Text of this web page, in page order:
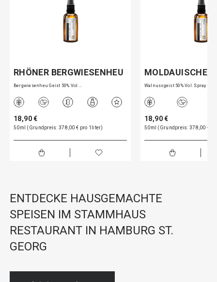
RHÖNER BERGWIESENHEU
Bergwiesenheu Geist 50% Vol.…
18,90 €
50ml (Grundpreis: 378,00 € pro 1liter)
MOLDAUISCHE
Walnussgeist 50% Vol. Spray 5…
18,90 €
50ml (Grundpreis: 378,00 €
ENTDECKE HAUSGEMACHTE
SPEISEN IM STAMMHAUS
RESTAURANT IN HAMBURG ST.
GEORG